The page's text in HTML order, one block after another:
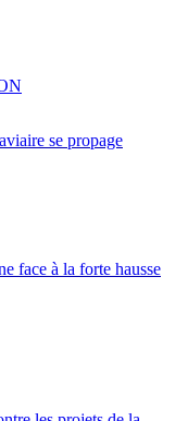
se propage
face à la forte hausse